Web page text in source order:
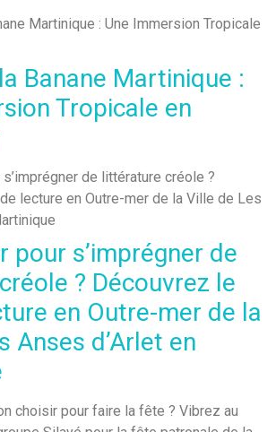
Banane Martinique :
Tropicale en
pour s’imprégner de
? Découvrez le
en Outre-mer de la
Anses d’Arlet en